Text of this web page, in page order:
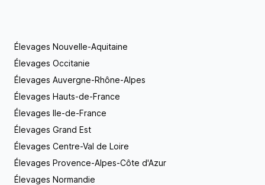
Élevages Nouvelle-Aquitaine
Élevages Occitanie
Élevages Auvergne-Rhône-Alpes
Élevages Hauts-de-France
Élevages Ile-de-France
Élevages Grand Est
Élevages Centre-Val de Loire
Élevages Provence-Alpes-Côte d'Azur
Élevages Normandie